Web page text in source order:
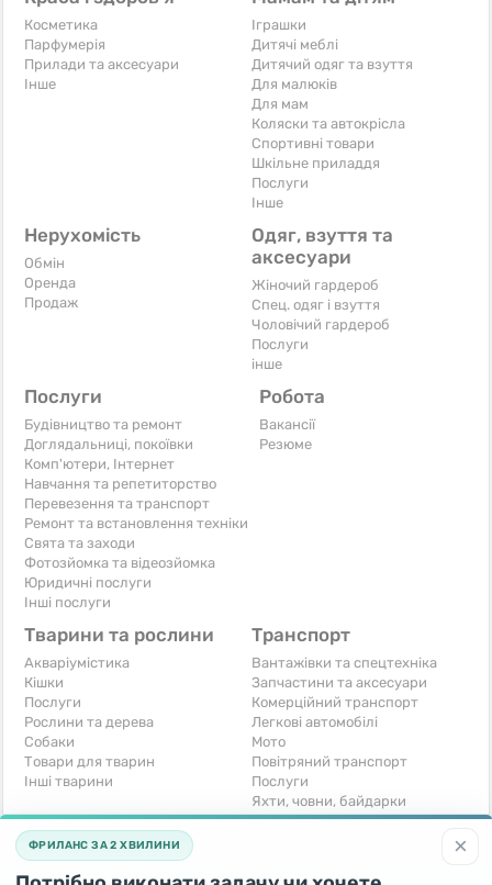
Косметика
Парфумерія
Прилади та аксесуари
Iнше
Іграшки
Дитячі меблі
Дитячий одяг та взуття
Для малюків
Для мам
Коляски та автокрісла
Спортивні товари
Шкільне приладдя
Послуги
Iнше
Нерухомість
Обмін
Оренда
Продаж
Одяг, взуття та
аксесуари
Жіночий гардероб
Спец. одяг і взуття
Чоловічий гардероб
Послуги
інше
Послуги
Будівництво та ремонт
Доглядальниці, покоївки
Комп'ютери, Інтернет
Навчання та репетиторство
Перевезення та транспорт
Ремонт та встановлення техніки
Свята та заходи
Фотозйомка та відеозйомка
Юридичні послуги
Інші послуги
Робота
Вакансії
Резюме
Тварини та рослини
Акваріумістика
Кішки
Послуги
Рослини та дерева
Собаки
Товари для тварин
Інші тварини
Транспорт
Вантажівки та спецтехніка
Запчастини та аксесуари
Комерційний транспорт
Легкові автомобілі
Мото
Повітряний транспорт
Послуги
Яхти, човни, байдарки
Інші транспортні засоби
Хобі та відпочинок
Книги та журнали Готовий бізнес
×
ФРИЛАНС ЗА 2 ХВИЛИНИ